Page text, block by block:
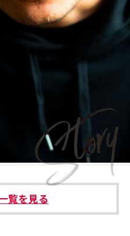
ちょっといい話
#スタッフが語る
バシーポリシー
て Cookie Settings
覧を見る